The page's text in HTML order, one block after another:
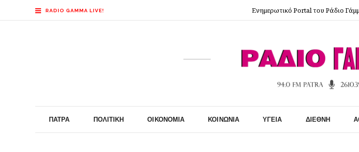
RADIO GAMMA LIVE! Ενημερωτικό Portal του Ράδιο
ΠΆΤΡΑ ΠΟΛΙΤΙΚΉ ΟΙΚΟΝΟΜΊΑ ΚΟΙΝΩΝΊΑ ΥΓΕΊΑ ΔΙΕΘΝΉ